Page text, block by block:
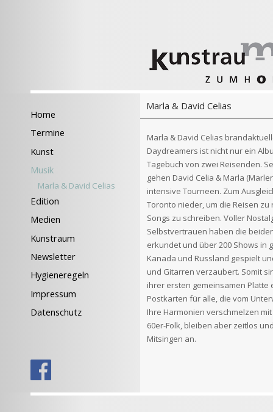
Home
Termine
Kunst
Musik
Marla & David Celias
Edition
Medien
Kunstraum
Newsletter
Hygieneregeln
Impressum
Datenschutz
Marla & David Celias
Marla & David Celias
Daydreamers ist nicht nur ein
Tagebuch von zwei Reisenden.
gehen David Celia & Marla
intensive Tourneen. Zum
Toronto nieder, um die Reisen
Songs zu schreiben. Voller
Selbstvertrauen haben die
erkundet und über 200 Shows in
Kanada und Russland gespielt
und Gitarren verzaubert. Somit
ihrer ersten gemeinsamen Platte
Postkarten für alle, die vom
Ihre Harmonien verschmelzen
60er-Folk, bleiben aber zeitlos
Mitsingen an.